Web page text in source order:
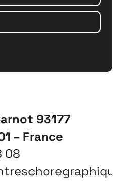
93177
– France
08